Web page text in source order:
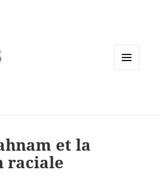
et la
raciale